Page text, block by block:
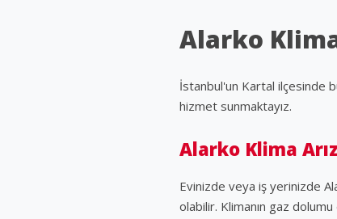
Alarko
İstanbul'un Kartal ilçesinde
hizmet sunmaktayız.
Alarko Klima
Evinizde veya iş yerinizde
olabilir. Klimanın gaz